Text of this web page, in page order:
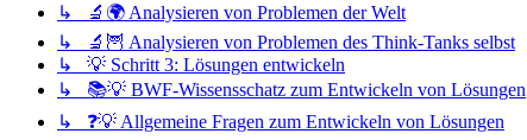
↳ 🔬🌍 Analysieren von Problemen der Welt
↳ 🔬🦉 Analysieren von Problemen des Think-Tanks selbst
↳ 💡 Schritt 3: Lösungen entwickeln
↳ 📚💡 BWF-Wissensschatz zum Entwickeln von Lösungen
↳ ❓💡 Allgemeine Fragen zum Entwickeln von Lösungen